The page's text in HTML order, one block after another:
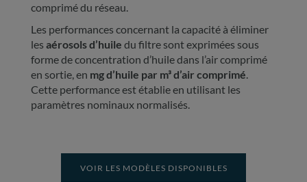
comprimé du réseau.
Les performances concernant la capacité à éliminer
les aérosols d’huile du filtre sont exprimées sous
forme de concentration d’huile dans l’air comprimé
en sortie, en mg d’huile par m³ d’air comprimé.
Cette performance est établie en utilisant les
paramètres nominaux normalisés.
VOIR LES MODÈLES DISPONIBLES